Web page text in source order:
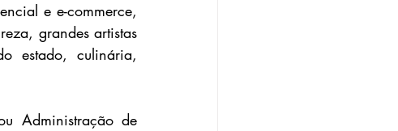
e e-commerce,
grandes artistas
estado, culinária,
Administração de